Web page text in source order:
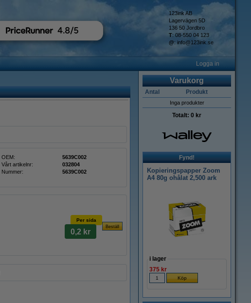
123ink AB
Lagervägen 5D
136 50 Jordbro
T: 08-550 04 123
@: info@123ink.se
Logga in
OEM:
5639C002
Vårt artikelnr:
032804
Nummer:
5639C002
Per sida
0,2 kr
Varukorg
Antal Produkt
Inga produkter
Totalt: 0 kr
Fynd!
Kopieringspapper Zoom
A4 80g ohålat 2,500 ark
i lager
375 kr